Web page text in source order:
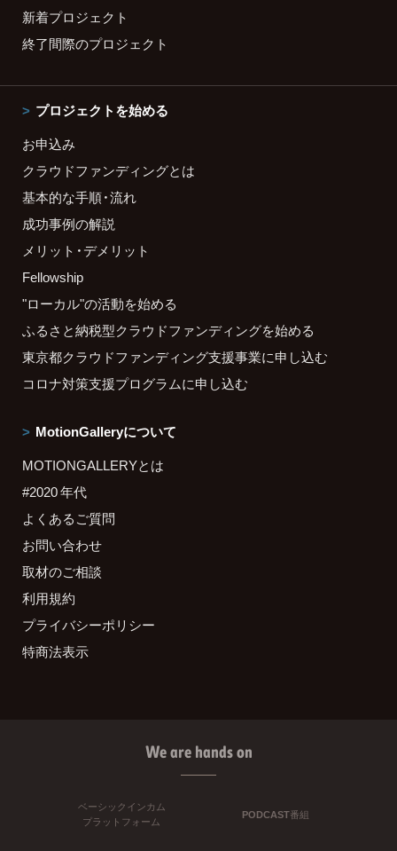
新着プロジェクト
終了間際のプロジェクト
プロジェクトを始める
お申込み
クラウドファンディングとは
基本的な手順・流れ
成功事例の解説
メリット・デメリット
Fellowship
"ローカル"の活動を始める
ふるさと納税型クラウドファンディングを始める
東京都クラウドファンディング支援事業に申し込む
コロナ対策支援プログラムに申し込む
MotionGalleryについて
MOTIONGALLERYとは
#2020 年代
よくあるご質問
お問い合わせ
取材のご相談
利用規約
プライバシーポリシー
特商法表示
We are hands on
ベーシックインカム
プラットフォーム
PODCAST番組